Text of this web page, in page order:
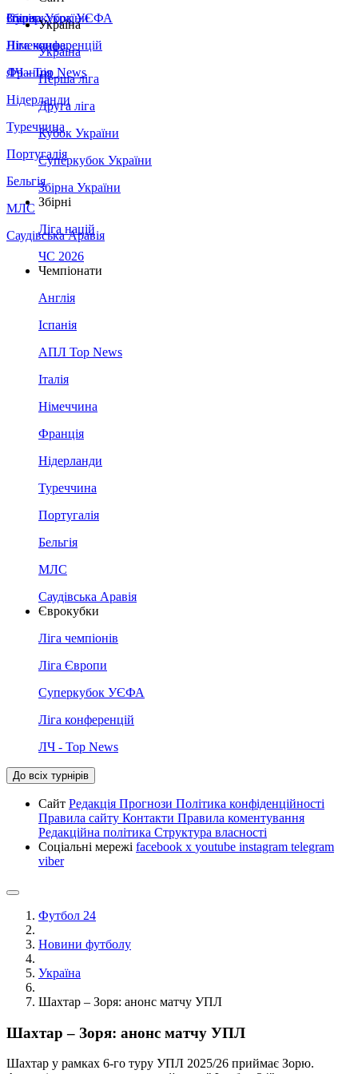
Збірна України
Італія
Німеччина
Франція
Нідерланди
Туреччина
Португалія
Бельгія
МЛС
Саудівська Аравія
Суперкубок УЄФА
Ліга конференцій
ЛЧ - Top News
Україна
Україна
Перша ліга
Друга ліга
Кубок України
Суперкубок України
Збірна України
Збірні
Ліга націй
ЧС 2026
Чемпіонати
Англія
Іспанія
АПЛ Top News
Італія
Німеччина
Франція
Нідерланди
Туреччина
Португалія
Бельгія
МЛС
Саудівська Аравія
Єврокубки
Ліга чемпіонів
Ліга Європи
Суперкубок УЄФА
Ліга конференцій
ЛЧ - Top News
До всіх турнірів
Сайт Редакція Прогнози Політика конфіденційності
Правила сайту Контакти Правила коментування
Редакційна політика Структура власності
Соціальні мережі facebook x youtube instagram telegram
viber
Футбол 24
Новини футболу
Україна
Шахтар – Зоря: анонс матчу УПЛ
Шахтар – Зоря: анонс матчу УПЛ
Шахтар у рамках 6-го туру УПЛ 2025/26 приймає Зорю.